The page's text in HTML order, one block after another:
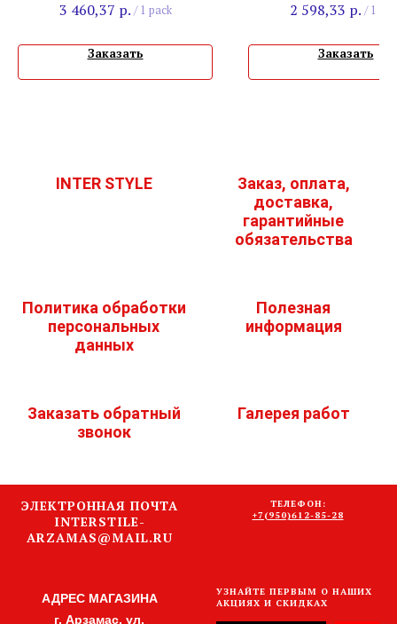
3 460,37 р. / 1 pack
Заказать
2 598,33 р. / 1
Заказать
INTER STYLE
Заказ, оплата,
доставка,
гарантийные
обязательства
Политика обработки
персональных
данных
Полезная
информация
Заказать обратный
звонок
Галерея работ
ЭЛЕКТРОННАЯ ПОЧТА
INTERSTILE-
ARZAMAS@MAIL.RU
ТЕЛЕФОН:
+7(950)612-85-28
АДРЕС МАГАЗИНА
г. Арзамас, ул.
УЗНАЙТЕ ПЕРВЫМ О НАШИХ
АКЦИЯХ И СКИДКАХ